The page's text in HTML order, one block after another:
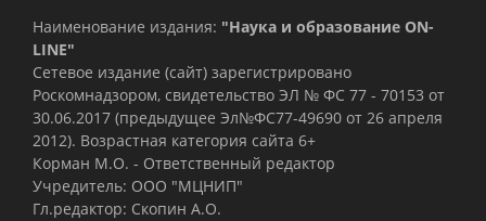
Наименование издания: "Наука и образование ON-
LINE"
Сетевое издание (сайт) зарегистрировано
Роскомнадзором, свидетельство ЭЛ № ФС 77 - 70153 от
30.06.2017 (предыдущее Эл№ФC77-49690 от 26 апреля
2012). Возрастная категория сайта 6+
Корман М.О. - Ответственный редактор
Учредитель: ООО "МЦНИП"
Гл.редактор: Скопин А.О.